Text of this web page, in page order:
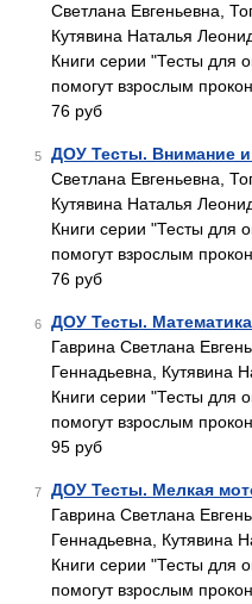
Светлана Евгеньевна,
Кутявина Наталья
Книги серии "Тесты для
помогут взрослым
76 руб
5 ДОУ Тесты. Внимание
Светлана Евгеньевна,
Кутявина Наталья
Книги серии "Тесты для
помогут взрослым
76 руб
6 ДОУ Тесты.
Гаврина Светлана
Геннадьевна, Кутявина
Книги серии "Тесты для
помогут взрослым
95 руб
7 ДОУ Тесты. Мелкая
Гаврина Светлана
Геннадьевна, Кутявина
Книги серии "Тесты для
помогут взрослым